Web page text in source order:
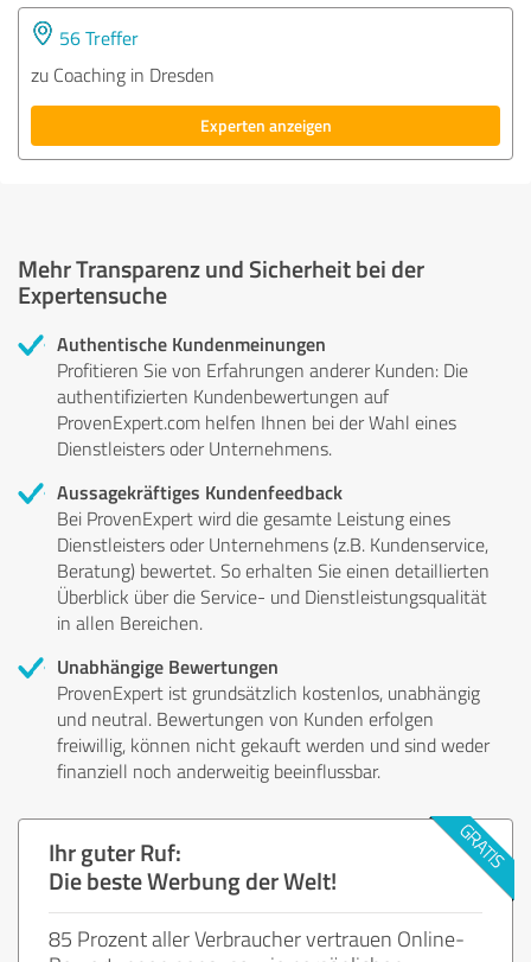
56 Treffer
zu Coaching in Dresden
Experten anzeigen
Mehr Transparenz und Sicherheit bei der
Expertensuche
Authentische Kundenmeinungen
Profitieren Sie von Erfahrungen anderer Kunden: Die
authentifizierten Kundenbewertungen auf
ProvenExpert.com helfen Ihnen bei der Wahl eines
Dienstleisters oder Unternehmens.
Aussagekräftiges Kundenfeedback
Bei ProvenExpert wird die gesamte Leistung eines
Dienstleisters oder Unternehmens (z.B. Kundenservice,
Beratung) bewertet. So erhalten Sie einen detaillierten
Überblick über die Service- und Dienstleistungsqualität
in allen Bereichen.
Unabhängige Bewertungen
ProvenExpert ist grundsätzlich kostenlos, unabhängig
und neutral. Bewertungen von Kunden erfolgen
freiwillig, können nicht gekauft werden und sind weder
finanziell noch anderweitig beeinflussbar.
Ihr guter Ruf:
Die beste Werbung der Welt!
85 Prozent aller Verbraucher vertrauen Online-